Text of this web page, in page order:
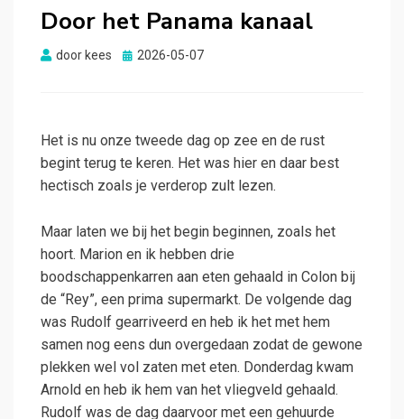
Door het Panama kanaal
door kees
Gepubliceerd
2026-05-07
Het is nu onze tweede dag op zee en de rust
begint terug te keren. Het was hier en daar best
hectisch zoals je verderop zult lezen.
Maar laten we bij het begin beginnen, zoals het
hoort. Marion en ik hebben drie
boodschappenkarren aan eten gehaald in Colon bij
de “Rey”, een prima supermarkt. De volgende dag
was Rudolf gearriveerd en heb ik het met hem
samen nog eens dun overgedaan zodat de gewone
plekken wel vol zaten met eten. Donderdag kwam
Arnold en heb ik hem van het vliegveld gehaald.
Rudolf was de dag daarvoor met een gehuurde